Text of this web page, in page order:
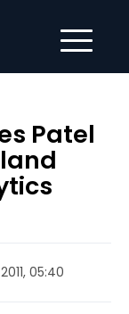
Patel
05:40